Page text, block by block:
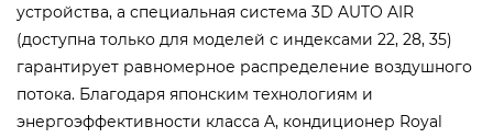
устройства, а специальная система 3D AUTO AIR
(доступна только для моделей с индексами 22, 28, 35)
гарантирует равномерное распределение воздушного
потока. Благодаря японским технологиям и
энергоэффективности класса A, кондиционер Royal